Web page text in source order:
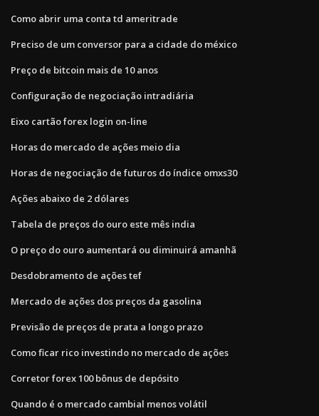
Como abrir uma conta td ameritrade
Preciso de um conversor para a cidade do méxico
Preço de bitcoin mais de 10 anos
Configuração de negociação intradiária
Eixo cartão forex login on-line
Horas do mercado de ações meio dia
Horas de negociação de futuros do índice omxs30
Ações abaixo de 2 dólares
Tabela de preços do ouro este mês india
O preço do ouro aumentará ou diminuirá amanhã
Desdobramento de ações tef
Mercado de ações dos preços da gasolina
Previsão de preços de prata a longo prazo
Como ficar rico investindo no mercado de ações
Corretor forex 100 bônus de depósito
Quando é o mercado cambial menos volátil